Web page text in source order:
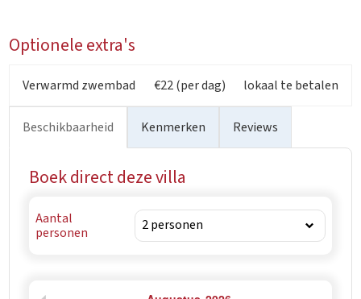
Optionele extra's
Verwarmd zwembad €22 (per dag) lokaal te betalen
Beschikbaarheid Kenmerken Reviews
Boek direct deze villa
Aantal
personen